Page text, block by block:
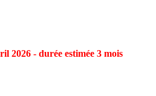
2026 - durée estimée 3 mois